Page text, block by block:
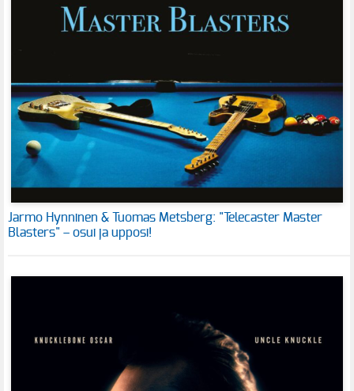
Jarmo Hynninen & Tuomas Metsberg: "Telecaster Master
Blasters" – osui ja upposi!